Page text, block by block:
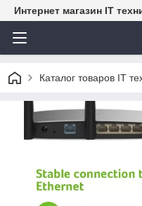
Интернет магазин IT
Каталог товаров IT